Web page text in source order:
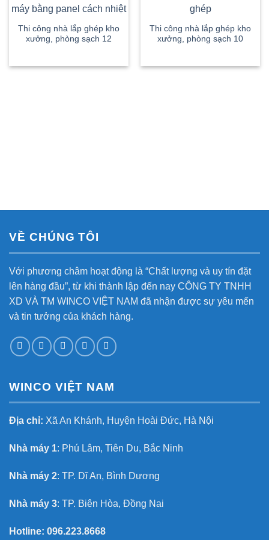
Thi công nhà lắp ghép kho
xưởng, phòng sạch 12
Thi công nhà lắp ghép kho
xưởng, phòng sạch 10
VỀ CHÚNG TÔI
Với phương châm hoạt động là “Chất lượng và uy tín đặt
lên hàng đầu”, từ khi thành lập đến nay CÔNG TY TNHH
XD VÀ TM WINCO VIỆT NAM đã nhận được sự yêu mến
và tin tưởng của khách hàng.
WINCO VIỆT NAM
Địa chỉ: Xã An Khánh, Huyện Hoài Đức, Hà Nội
Nhà máy 1: Phú Lâm, Tiên Du, Bắc Ninh
Nhà máy 2: TP. Dĩ An, Bình Dương
Nhà máy 3: TP. Biên Hòa, Đồng Nai
Hotline: 096.223.8668